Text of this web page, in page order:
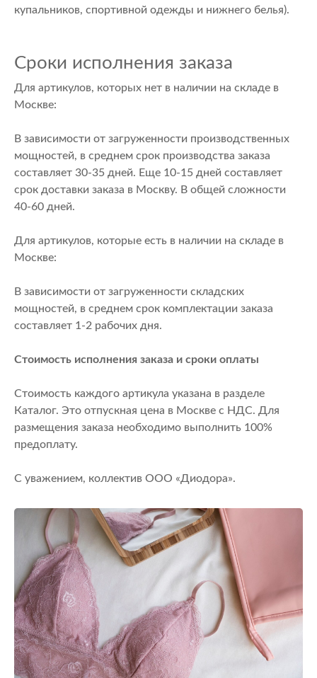
купальников, спортивной одежды и нижнего белья).
Сроки исполнения заказа
Для артикулов, которых нет в наличии на складе в
Москве:
В зависимости от загруженности производственных
мощностей, в среднем срок производства заказа
составляет 30-35 дней. Еще 10-15 дней составляет
срок доставки заказа в Москву. В общей сложности
40-60 дней.
Для артикулов, которые есть в наличии на складе в
Москве:
В зависимости от загруженности складских
мощностей, в среднем срок комплектации заказа
составляет 1-2 рабочих дня.
Стоимость исполнения заказа и сроки оплаты
Стоимость каждого артикула указана в разделе
Каталог. Это отпускная цена в Москве с НДС. Для
размещения заказа необходимо выполнить 100%
предоплату.
С уважением, коллектив ООО «Диодора».